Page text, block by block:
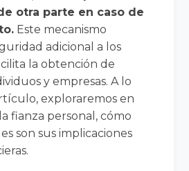
otra parte en caso de
Este mecanismo
adicional a los
la obtención de
y empresas. A lo
exploraremos en
fianza personal, cómo
son sus implicaciones